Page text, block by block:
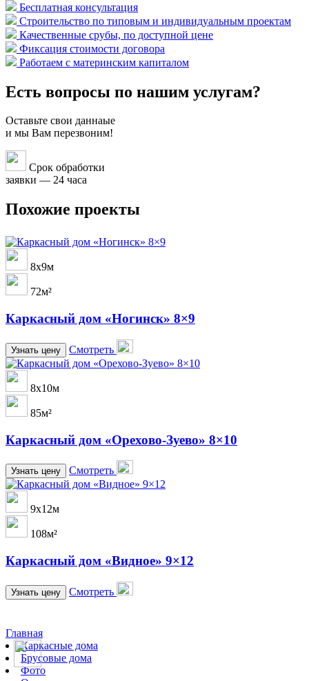
Бесплатная консультация
Строительство по типовым и индивидуальным проектам
Качественные срубы, по доступной цене
Фиксация стоимости договора
Работаем с материнским капиталом
Есть вопросы по нашим услугам?
Оставьте свои даннаые
и мы Вам перезвоним!
Срок обработки
заявки — 24 часа
Похожие проекты
8х9м
72м²
Каркасный дом «Ногинск» 8×9
Узнать цену Смотреть
8х10м
85м²
Каркасный дом «Орехово-Зуево» 8×10
Узнать цену Смотреть
9х12м
108м²
Каркасный дом «Видное» 9×12
Узнать цену Смотреть
Главная
Каркасные дома
Брусовые дома
Фото